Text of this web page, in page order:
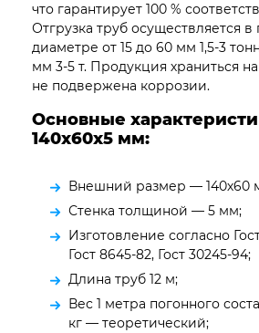
что гарантирует 100 %
Отгрузка труб осуществляется в
диаметре от 15 до 60 мм 1,5-3
мм 3-5 т. Продукция храниться
не подвержена коррозии.
Основные
140х60х5 мм:
Внешний размер — 140х60
Стенка толщиной — 5 мм;
Изготовление согласно
Гост 8645-82, Гост 30245-94;
Длина труб 12 м;
Вес 1 метра погонного
кг — теоретический;